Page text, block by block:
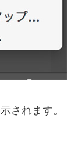
されます。